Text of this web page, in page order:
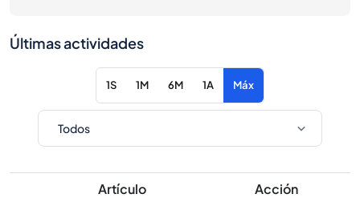
Últimas actividades
1S 1M 6M 1A Máx
Artículo Acción